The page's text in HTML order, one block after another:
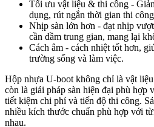
Tối ưu vật liệu & thi công -
dụng, rút ngắn thời gian thi
Nhịp sàn lớn hơn - đạt nhịp
cần dầm trung gian, mang lại
Cách âm - cách nhiệt tốt hơn,
trường sống và làm việc.
Hộp nhựa U-boot không chỉ là vật
còn là giải pháp sàn hiện đại phù hợp
tiết kiệm chi phí và tiến độ thi công.
nhiều kích thước chuẩn phù hợp với
nhau.